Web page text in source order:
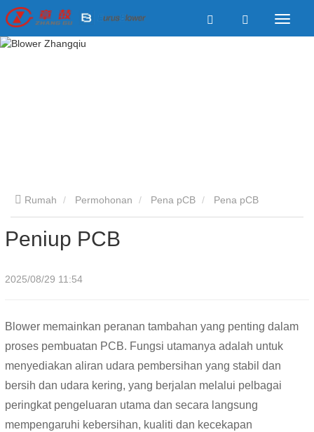
Rumah Permohonan Pena pCB Pena pCB
Peniup PCB
2025/08/29 11:54
Blower memainkan peranan tambahan yang penting dalam
proses pembuatan PCB. Fungsi utamanya adalah untuk
menyediakan aliran udara pembersihan yang stabil dan
bersih dan udara kering, yang berjalan melalui pelbagai
peringkat pengeluaran utama dan secara langsung
mempengaruhi kebersihan, kualiti dan kecekapan